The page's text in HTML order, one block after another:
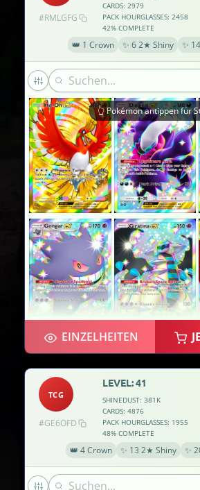
#RMLGFG
CARDS: 2979
PACK HOURGLASSES: 2458
42% COMPLETE
👑 1 Crown ✨ 6 2★ Shiny ✨
👆 Pokémon antippen für
EINZELHEITEN
TCG
#GE6OFD
LEVEL: 41
SHINEDUST: 381K
CARDS: 4876
PACK HOURGLASSES: 1955
48% COMPLETE
👑 4 Crown ✨ 13 2★ Shiny ✨